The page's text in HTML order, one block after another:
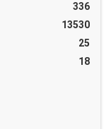
336
13530
25
18